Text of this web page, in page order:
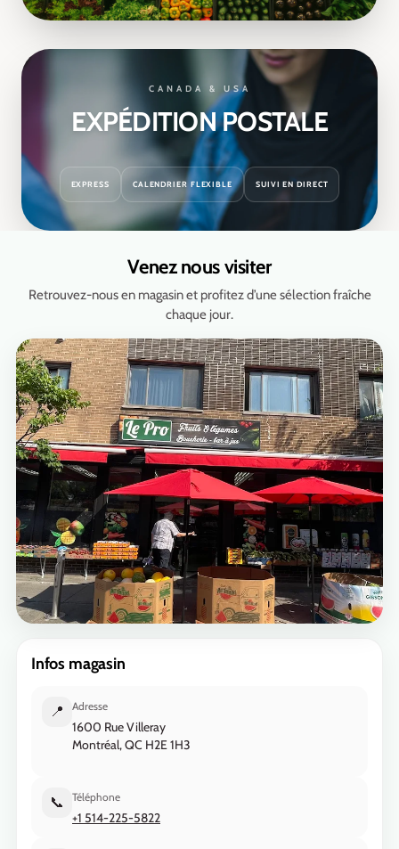
CANADA & USA
EXPÉDITION POSTALE
EXPRESS CALENDRIER FLEXIBLE SUIVI EN DIRECT
Venez nous visiter
Retrouvez-nous en magasin et profitez d’une sélection fraîche
chaque jour.
Infos magasin
📍 Adresse
1600 Rue Villeray
Montréal, QC H2E 1H3
📞 Téléphone
+1 514-225-5822